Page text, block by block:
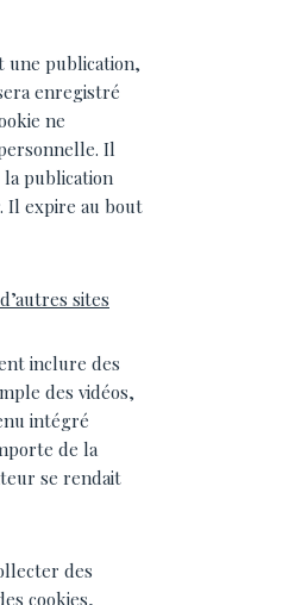
une publication,
enregistré
ne
Il
publication
Il expire au bout
sites
inclure des
des vidéos,
intégré
de la
se rendait
des
cookies,